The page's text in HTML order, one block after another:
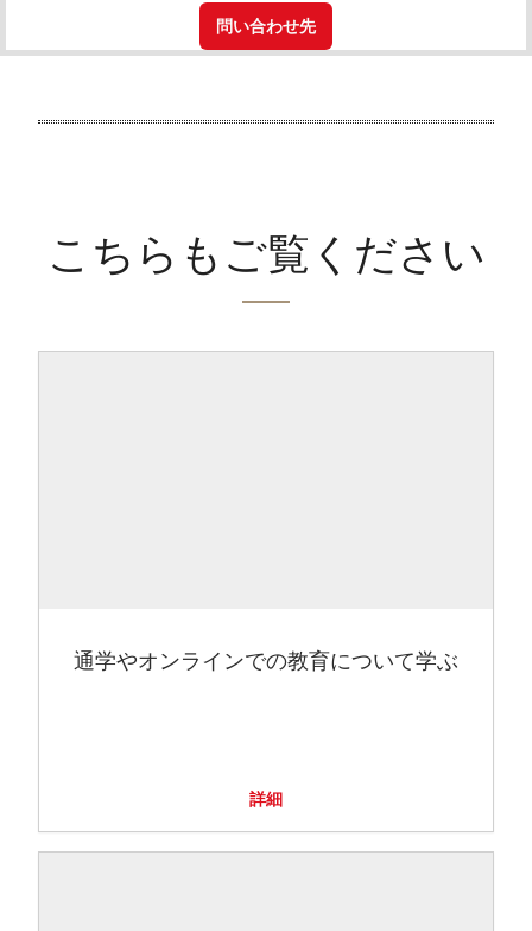
問い合わせ先
こちらもご覧ください
通学やオンラインでの教育について学ぶ
詳細